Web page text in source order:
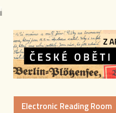
Electronic Reading Room